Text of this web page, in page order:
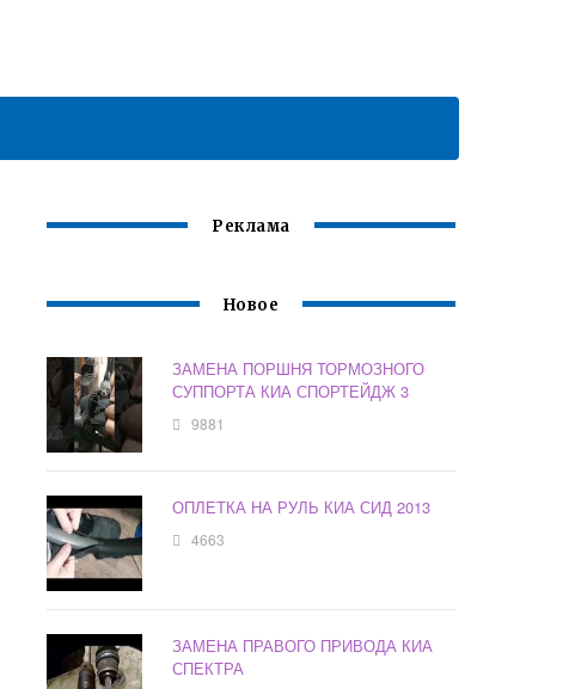
Реклама
Новое
ЗАМЕНА ПОРШНЯ ТОРМОЗНОГО
СУППОРТА КИА СПОРТЕЙДЖ 3
9881
ОПЛЕТКА НА РУЛЬ КИА СИД 2013
4663
ЗАМЕНА ПРАВОГО ПРИВОДА КИА
СПЕКТРА